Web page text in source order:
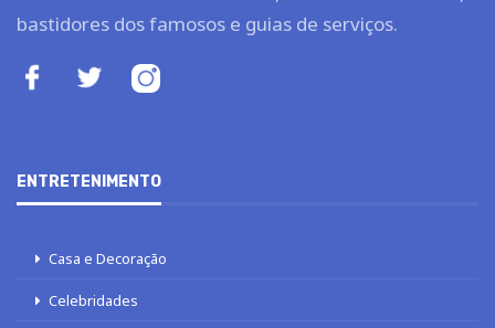
bastidores dos famosos e guias de serviços.
ENTRETENIMENTO
Casa e Decoração
Celebridades